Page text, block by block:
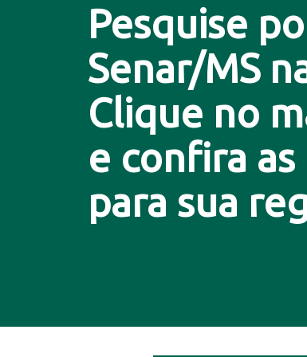
Pesquise
Senar/MS
Clique no
e confira
para sua